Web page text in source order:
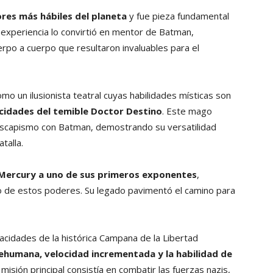
más hábiles del planeta y fue pieza fundamental
lo convirtió en mentor de Batman,
a cuerpo que resultaron invaluables para el
un ilusionista teatral cuyas habilidades místicas son
del temible Doctor Destino. Este mago
con Batman, demostrando su versatilidad
a uno de sus primeros exponentes,
estos poderes. Su legado pavimentó el camino para
de la histórica Campana de la Libertad
velocidad incrementada y la habilidad de
misión principal consistía en combatir las fuerzas nazis,